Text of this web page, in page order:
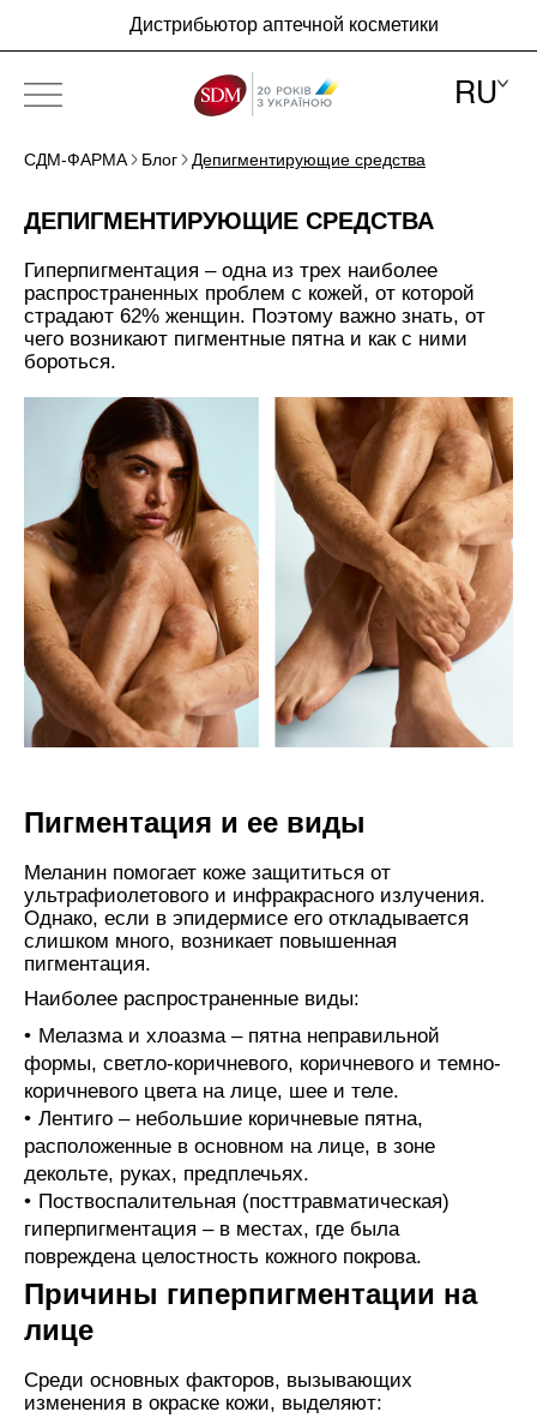
Дистрибьютор аптечной косметики
RU
БРЕНДЫ
НОВОСТИ
БЛОГ
СДМ-ФАРМА Блог Депигментирующие средства
ДЕПИГМЕНТИРУЮЩИЕ СРЕДСТВА
Гиперпигментация – одна из трех наиболее
распространенных проблем с кожей, от которой
страдают 62% женщин. Поэтому важно знать, от
чего возникают пигментные пятна и как с ними
бороться.
Пигментация и ее виды
Меланин помогает коже защититься от
ультрафиолетового и инфракрасного излучения.
Однако, если в эпидермисе его откладывается
слишком много, возникает повышенная
пигментация.
Наиболее распространенные виды:
Мелазма и хлоазма – пятна неправильной
формы, светло-коричневого, коричневого и темно-
коричневого цвета на лице, шее и теле.
Лентиго – небольшие коричневые пятна,
расположенные в основном на лице, в зоне
декольте, руках, предплечьях.
Поствоспалительная (посттравматическая)
гиперпигментация – в местах, где была
повреждена целостность кожного покрова.
Причины гиперпигментации на
лице
Среди основных факторов, вызывающих
изменения в окраске кожи, выделяют: